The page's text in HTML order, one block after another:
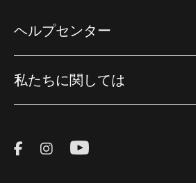
ヘルプセンター
私たちに関しては
Visit Thule on Facebook
Visit Thule on
Visit Thule on